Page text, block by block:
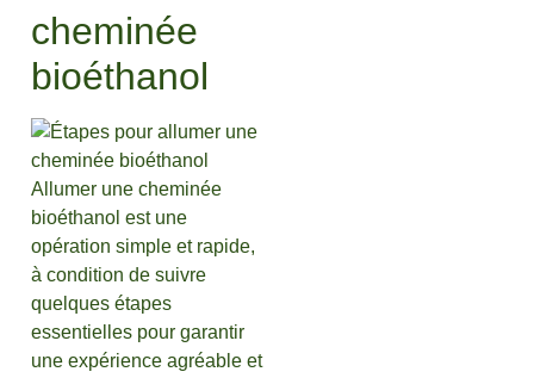
cheminée
bioéthanol
Allumer une cheminée
bioéthanol est une
opération simple et rapide,
à condition de suivre
quelques étapes
essentielles pour garantir
une expérience agréable et